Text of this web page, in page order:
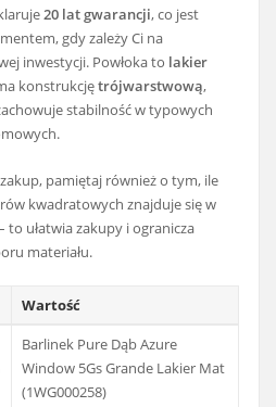
20 lat gwarancji, co jest
gdy zależy Ci na
inwestycji. Powłoka to lakier
konstrukcjętrójwarstwową,
stabilność w typowych
zakup, pamiętaj również o tym, ile
kwadratowych znajduje się w
to ułatwia zakupy i ogranicza
materiału.
Wartość
Barlinek Pure Dąb Azure
Window 5Gs Grande Lakier Mat
(1WG000258)